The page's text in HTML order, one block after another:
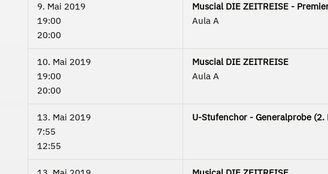
9. Mai 2019
19:00
20:00
Muscial DIE ZEITREISE -
Aula A
10. Mai 2019
19:00
20:00
Muscial DIE ZEITREISE
Aula A
13. Mai 2019
7:55
12:55
U-Stufenchor - Generalprobe (2.